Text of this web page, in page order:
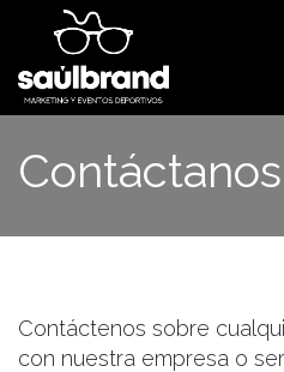
Ir al contenido
Contáctanos
Contáctenos sobre
con nuestra empresa o